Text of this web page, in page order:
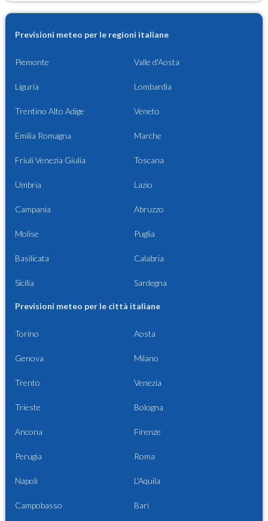
Previsioni meteo per le regioni italiane
Piemonte Valle d'Aosta
Liguria Lombardia
Trentino Alto Adige Veneto
Emilia Romagna Marche
Friuli Venezia Giulia Toscana
Umbria Lazio
Campania Abruzzo
Molise Puglia
Basilicata Calabria
Sicilia Sardegna
Previsioni meteo per le città italiane
Torino Aosta
Genova Milano
Trento Venezia
Trieste Bologna
Ancona Firenze
Perugia Roma
Napoli L'Aquila
Campobasso Bari